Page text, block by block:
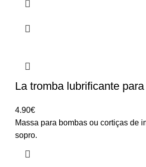
La tromba lubrificante
4.90€
Massa para bombas ou cortiças de
sopro.